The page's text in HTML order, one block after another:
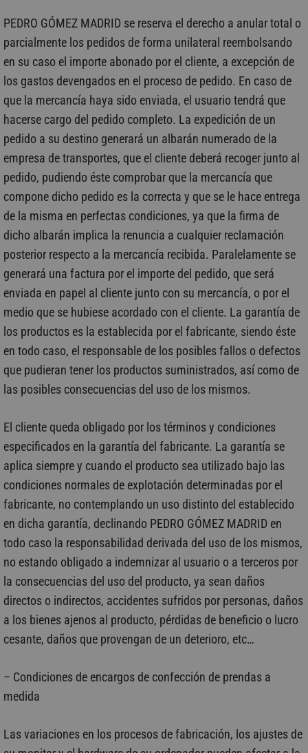
PEDRO GÓMEZ MADRID se reserva el derecho a anular total o
parcialmente los pedidos de forma unilateral reembolsando
en su caso el importe abonado por el cliente, a excepción de
los gastos devengados en el proceso de pedido. En caso de
que la mercancía haya sido enviada, el usuario tendrá que
hacerse cargo del pedido completo. La expedición de un
pedido a su destino generará un albarán numerado de la
empresa de transportes, que el cliente deberá recoger junto al
pedido, pudiendo éste comprobar que la mercancía que
compone dicho pedido es la correcta y que se le hace entrega
de la misma en perfectas condiciones, ya que la firma de
dicho albarán implica la renuncia a cualquier reclamación
posterior respecto a la mercancía recibida. Paralelamente se
generará una factura por el importe del pedido, que será
enviada en papel al cliente junto con su mercancía, o por el
medio que se hubiese acordado con el cliente. La garantía de
los productos es la establecida por el fabricante, siendo éste
en todo caso, el responsable de los posibles fallos o defectos
que pudieran tener los productos suministrados, así como de
las posibles consecuencias del uso de los mismos.
El cliente queda obligado por los términos y condiciones
especificados en la garantía del fabricante. La garantía se
aplica siempre y cuando el producto sea utilizado bajo las
condiciones normales de explotación determinadas por el
fabricante, no contemplando un uso distinto del establecido
en dicha garantía, declinando PEDRO GÓMEZ MADRID en
todo caso la responsabilidad derivada del uso de los mismos,
no estando obligado a indemnizar al usuario o a terceros por
la consecuencias del uso del producto, ya sean daños
directos o indirectos, accidentes sufridos por personas, daños
a los bienes ajenos al producto, pérdidas de beneficio o lucro
cesante, daños que provengan de un deterioro, etc…
– Condiciones de encargos de confección de prendas a
medida
Las variaciones en los procesos de fabricación, los ajustes de